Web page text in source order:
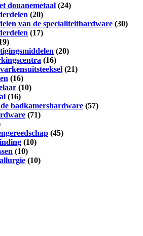
douanemetaal (24)
(20)
van de specialiteithardware (30)
(17)
(20)
(16)
(21)
(16)
(10)
(16)
badkamershardware (57)
(71)
(45)
(10)
(10)
(10)